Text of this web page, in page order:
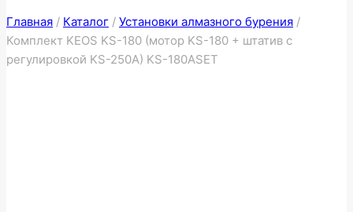
Главная / Каталог / Установки алмазного бурения /
Комплект KEOS KS-180 (мотор KS-180 + штатив с
регулировкой KS-250А) KS-180ASET